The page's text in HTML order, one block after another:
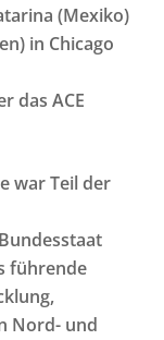
(Mexiko)
in Chicago
das ACE
war Teil der
führende
Nord- und